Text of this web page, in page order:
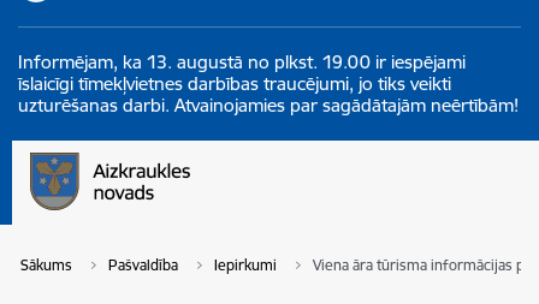
Informējam, ka 13. augustā no plkst. 19.00 ir iespējami
īslaicīgi tīmekļvietnes darbības traucējumi, jo tiks veikti
uzturēšanas darbi. Atvainojamies par sagādātajām neērtībām!
Sākums Pašvaldība Iepirkumi Viena āra tūrisma informācijas